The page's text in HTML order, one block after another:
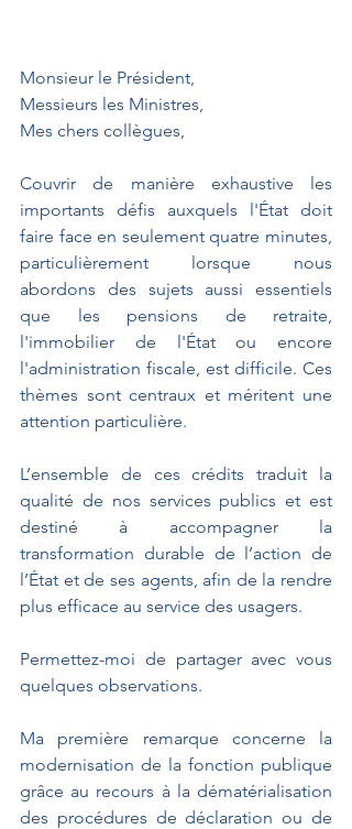
Monsieur le Président,
Messieurs les Ministres,
Mes chers collègues,
Couvrir de manière exhaustive les
importants défis auxquels l'État doit
faire face en seulement quatre minutes,
particulièrement lorsque nous
abordons des sujets aussi essentiels
que les pensions de retraite,
l'immobilier de l'État ou encore
l'administration fiscale, est difficile. Ces
thèmes sont centraux et méritent une
attention particulière.
L’ensemble de ces crédits traduit la
qualité de nos services publics et est
destiné à accompagner la
transformation durable de l’action de
l’État et de ses agents, afin de la rendre
plus efficace au service des usagers.
Permettez-moi de partager avec vous
quelques observations.
Ma première remarque concerne la
modernisation de la fonction publique
grâce au recours à la dématérialisation
des procédures de déclaration ou de